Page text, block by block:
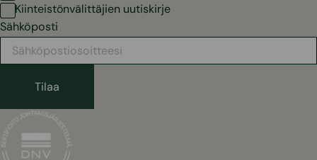
Kiinteistönvälittäjien uutiskirje
Sähköposti